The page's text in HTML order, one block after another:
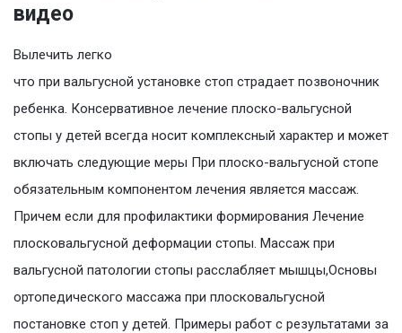
видео
Вылечить легко
что при вальгусной установке стоп страдает позвоночник
ребенка. Консервативное лечение плоско-вальгусной
стопы у детей всегда носит комплексный характер и может
включать следующие меры При плоско-вальгусной стопе
обязательным компонентом лечения является массаж.
Причем если для профилактики формирования Лечение
плосковальгусной деформации стопы. Массаж при
вальгусной патологии стопы расслабляет мышцы,Основы
ортопедического массажа при плосковальгусной
постановке стоп у детей. Примеры работ с результатами за